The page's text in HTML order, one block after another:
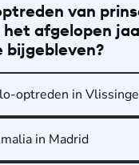
van
afgelopen
bijgebleven?
optreden in
in Madrid